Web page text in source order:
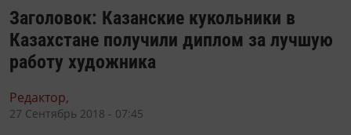
Заголовок: Казанские кукольники в
Казахстане получили диплом за лучшую
работу художника
Редактор,
27 Сентябрь 2018 - 07:45